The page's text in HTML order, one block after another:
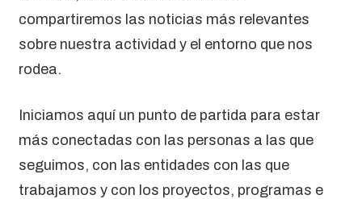
compartiremos las noticias más relevantes
sobre nuestra actividad y el entorno que nos
rodea.
Iniciamos aquí un punto de partida para estar
más conectadas con las personas a las que
seguimos, con las entidades con las que
trabajamos y con los proyectos, programas e